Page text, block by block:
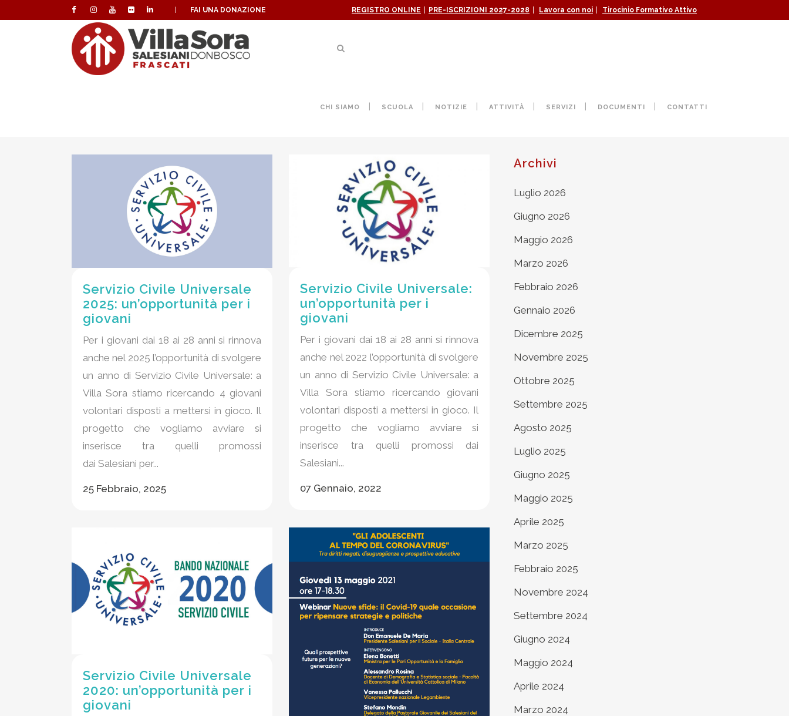
FAI UNA DONAZIONE REGISTRO ONLINE PRE-ISCRIZIONI 2027-2028 Lavora con noi Tirocinio Formativo Attivo
CHI SIAMO SCUOLA NOTIZIE ATTIVITÀ SERVIZI DOCUMENTI CONTATTI
SALESIANI PER IL SOCIALE TAG
Servizio Civile Universale
2025: un’opportunità per i
giovani
Per i giovani dai 18 ai 28 anni si rinnova
anche nel 2025 l’opportunità di svolgere
un anno di Servizio Civile Universale: a
Villa Sora stiamo ricercando 4 giovani
volontari disposti a mettersi in gioco. Il
progetto che vogliamo avviare si
inserisce tra quelli promossi
dai Salesiani per...
25 Febbraio, 2025
Servizio Civile Universale:
un’opportunità per i
giovani
Per i giovani dai 18 ai 28 anni si rinnova
anche nel 2022 l’opportunità di svolgere
un anno di Servizio Civile Universale: a
Villa Sora stiamo ricercando giovani
volontari disposti a mettersi in gioco. Il
progetto che vogliamo avviare si
inserisce tra quelli promossi dai
Salesiani...
07 Gennaio, 2022
Servizio Civile Universale
2020: un’opportunità per i
giovani
Archivi
Luglio 2026
Giugno 2026
Maggio 2026
Marzo 2026
Febbraio 2026
Gennaio 2026
Dicembre 2025
Novembre 2025
Ottobre 2025
Settembre 2025
Agosto 2025
Luglio 2025
Giugno 2025
Maggio 2025
Aprile 2025
Marzo 2025
Febbraio 2025
Novembre 2024
Settembre 2024
Giugno 2024
Maggio 2024
Aprile 2024
Marzo 2024